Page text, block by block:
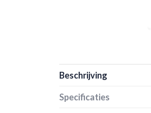
Beschrijving
Specificaties